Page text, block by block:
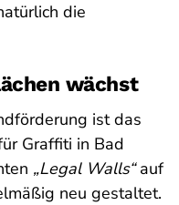
die
wächst
ist das
Graffiti in Bad
„Legal Walls“auf
neu gestaltet.